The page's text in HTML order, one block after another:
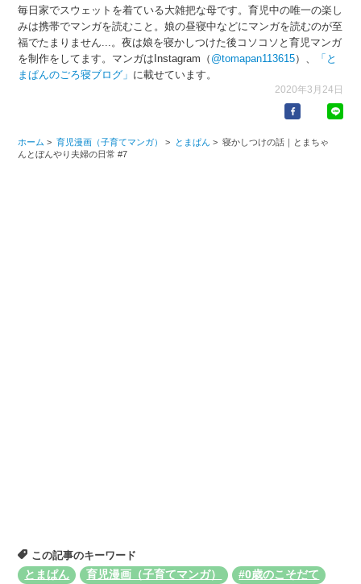
毎日家でスウェットを着ている大雑把な母です。育児中の唯一の楽し
みは携帯でマンガを読むこと。娘の昼寝中などにマンガを読むのが至
福でたまりません...。夜は娘を寝かしつけた後コソコソと育児マンガ
を制作をしてます。マンガはInstagram（ @tomapan113615）、
「と
まぱんのごろ寝ブログ」 に載せています。
2020年3月24日
ホーム > 育児漫画（子育てマンガ） > とまぱん > 寝かしつけの話｜とまちゃ
んとぼんやり夫婦の日常 #7
この記事のキーワード
とまぱん
育児漫画（子育てマンガ）
#0歳のこそだて